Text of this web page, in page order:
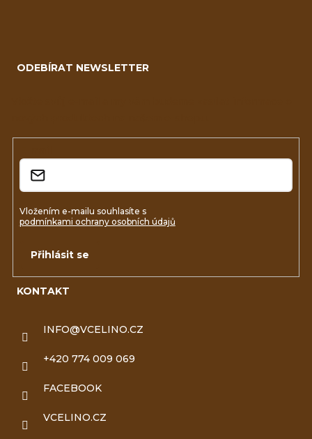
KONTAKT
INFO@VCELINO.CZ
+420 774 009 069
FACEBOOK
VCELINO.CZ
ODEBÍRAT NEWSLETTER
Vložením e-mailu souhlasíte s
podmínkami ochrany osobních údajů
Přihlásit se